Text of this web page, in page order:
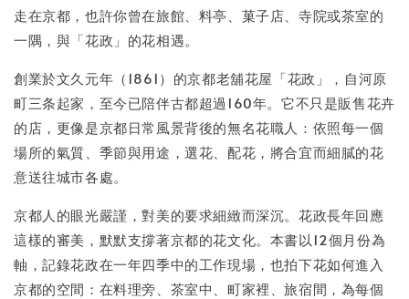
走在京都，也許你曾在旅館、料亭、菓子店、寺院或茶室的
一隅，與「花政」的花相遇。
創業於文久元年（1861）的京都老舖花屋「花政」，自河原
町三条起家，至今已陪伴古都超過160年。它不只是販售花卉
的店，更像是京都日常風景背後的無名花職人：依照每一個
場所的氣質、季節與用途，選花、配花，將合宜而細膩的花
意送往城市各處。
京都人的眼光嚴謹，對美的要求細緻而深沉。花政長年回應
這樣的審美，默默支撐著京都的花文化。本書以12個月份為
軸，記錄花政在一年四季中的工作現場，也拍下花如何進入
京都的空間：在料理旁、茶室中、町家裡、旅宿間，為每個